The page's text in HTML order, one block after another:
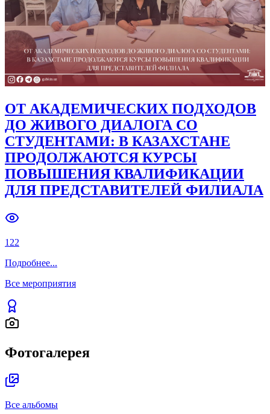
ОТ АКАДЕМИЧЕСКИХ ПОДХОДОВ
ДО ЖИВОГО ДИАЛОГА СО
СТУДЕНТАМИ: В КАЗАХСТАНЕ
ПРОДОЛЖАЮТСЯ КУРСЫ
ПОВЫШЕНИЯ КВАЛИФИКАЦИИ
ДЛЯ ПРЕДСТАВИТЕЛЕЙ ФИЛИАЛА
122
Подробнее...
Все мероприятия
Фотогалерея
Все альбомы